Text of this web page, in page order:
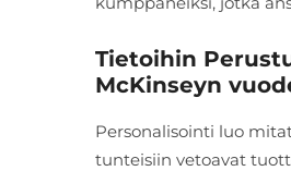
Tietoihin
McKinseyn
Personalisointi luo
tunteisiin vetoavat